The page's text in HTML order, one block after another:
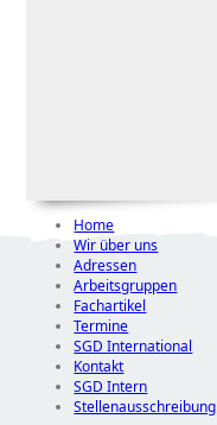
Home
Wir über uns
Adressen
Arbeitsgruppen
Fachartikel
Termine
SGD International
Kontakt
SGD Intern
Stellenausschreibung